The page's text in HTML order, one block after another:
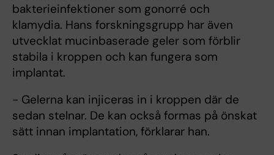
bakterieinfektioner som gonorré och
klamydia. Hans forskningsgrupp har även
utvecklat mucinbaserade geler som förblir
stabila i kroppen och kan fungera som
implantat.
- Gelerna kan injiceras in i kroppen där de
sedan stelnar. De kan också formas på önskat
sätt innan implantation, förklarar han.